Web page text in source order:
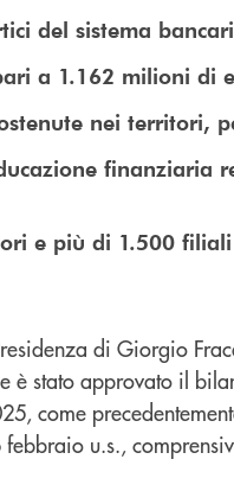
del sistema
a 1.162 milioni di
nei territori,
finanziaria
e più di 1.500
di Giorgio
è stato approvato il
come
u.s.,